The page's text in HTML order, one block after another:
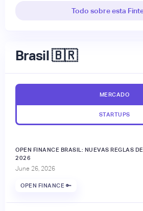
Todo sobre esta
Brasil 🇧🇷
MERCADO
STARTUPS
OPEN FINANCE BRASIL: NUEVAS REGLAS
2026
June 26, 2026
OPEN FINANCE 🔑